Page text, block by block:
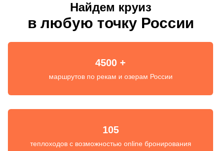
Найдем круиз
в любую точку России
4500 +
маршрутов по рекам и озерам России
105
теплоходов с возможностью online бронирования